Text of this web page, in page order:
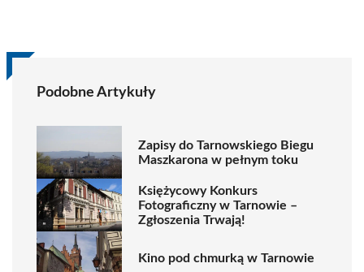
Podobne Artykuły
Zapisy do Tarnowskiego Biegu
Maszkarona w pełnym toku
Księżycowy Konkurs
Fotograficzny w Tarnowie –
Zgłoszenia Trwają!
Kino pod chmurką w Tarnowie